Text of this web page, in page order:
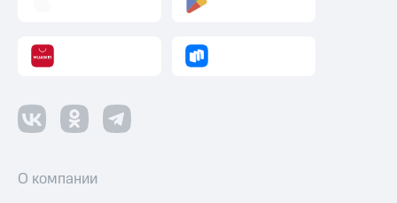
О компании